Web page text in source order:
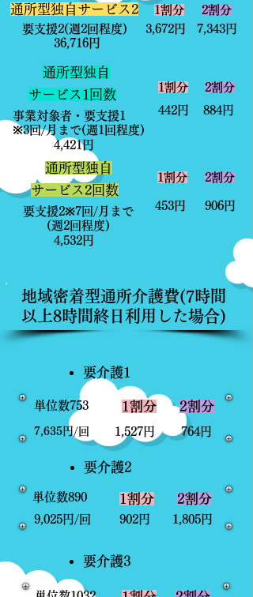
​通所型独自サービス 2
​要支援2(週2回程度)
​1割分
​3,672円
​2割分
​7,343円
​36,716円
事業対象者・要支援1
​※3回/月まで(週1回程度)
​​通所型独自
サービス1回数
​1割分
442円
884円
​2割分
4,421円
​​通所型独自
サービス2回数
​要支援2※7回/月まで
​ (週2回程度)
​1割分
​453円
​2割分
​906円
​4,532円
​地域密着型通所介護費(7時間
以上8時間終日利用した場合)
​要介護1
​単位数753
​7,635円/回
​1割分
​1,527円
​2割分
​764円
​要介護2
​単位数890
​9,025円/回
​1割分
​902円
​2割分
​1,805円
​要介護3